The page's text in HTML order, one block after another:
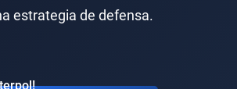
estrategia de defensa.